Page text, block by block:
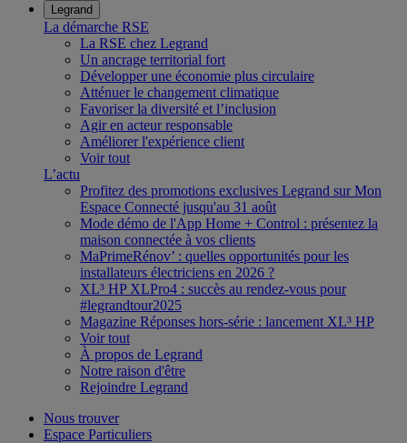
Legrand
La démarche RSE
La RSE chez Legrand
Un ancrage territorial fort
Développer une économie plus circulaire
Atténuer le changement climatique
Favoriser la diversité et l’inclusion
Agir en acteur responsable
Améliorer l'expérience client
Voir tout
L’actu
Profitez des promotions exclusives Legrand sur Mon
Espace Connecté jusqu'au 31 août
Mode démo de l'App Home + Control : présentez la
maison connectée à vos clients
MaPrimeRénov’ : quelles opportunités pour les
installateurs électriciens en 2026 ?
XL³ HP XLPro4 : succès au rendez-vous pour
#legrandtour2025
Magazine Réponses hors-série : lancement XL³ HP
Voir tout
À propos de Legrand
Notre raison d'être
Rejoindre Legrand
Nous trouver
Espace Particuliers